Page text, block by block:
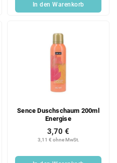
In den Warenkorb
Sence Duschschaum 200ml
Energise
3,11 € ohne MwSt.
3,70 €